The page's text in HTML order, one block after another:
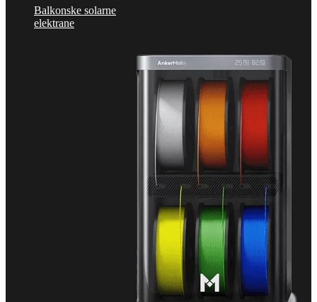
Balkonske solarne
elektrane